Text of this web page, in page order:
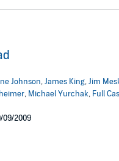
Johnson,James King,Jim
, Michael Yurchak, Full
09/2009